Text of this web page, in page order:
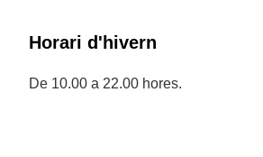
Horari d'hivern
De 10.00 a 22.00 hores.